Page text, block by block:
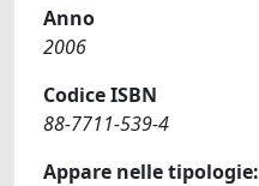
Anno
2006
Codice ISBN
88-7711-539-4
Appare nelle tipologie: